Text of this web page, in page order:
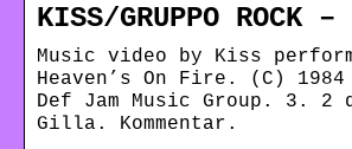
KISS/GRUPPO ROCK
Music video by Kiss
Heaven’s On Fire. (C)
Def Jam Music Group. 3. 2
Gilla. Kommentar.